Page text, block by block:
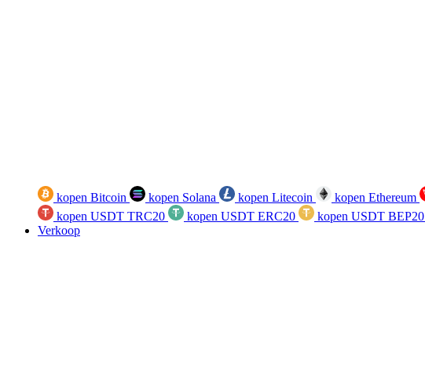
kopen Bitcoin kopen Solana kopen Litecoin kopen Ethereum
kopen USDT TRC20
kopen USDT ERC20 kopen USDT BEP20
Verkoop